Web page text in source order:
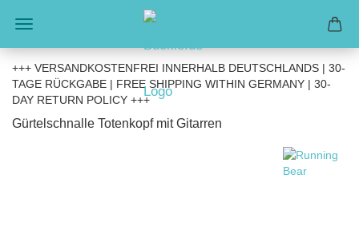
+++ VERSANDKOSTENFREI INNERHALB DEUTSCHLANDS | 30-
TAGE RÜCKGABE | FREE SHIPPING WITHIN GERMANY | 30-
DAY RETURN POLICY +++
Gürtelschnalle Totenkopf mit Gitarren